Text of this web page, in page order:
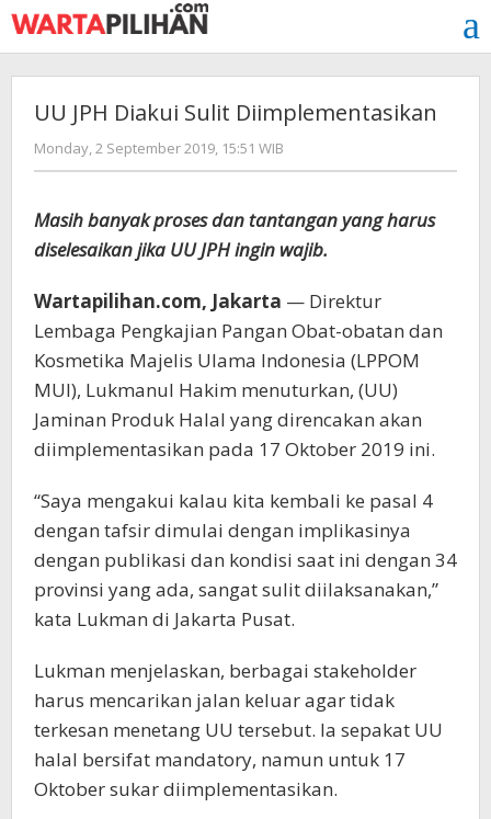
Skip
to
content
UU JPH Diakui Sulit Diimplementasikan
Monday, 2 September 2019, 15:51 WIB
Adi
Masih banyak proses dan tantangan yang harus
diselesaikan jika UU JPH ingin wajib.
Wartapilihan.com, Jakarta — Direktur
Lembaga Pengkajian Pangan Obat-obatan dan
Kosmetika Majelis Ulama Indonesia (LPPOM
MUI), Lukmanul Hakim menuturkan, (UU)
Jaminan Produk Halal yang direncakan akan
diimplementasikan pada 17 Oktober 2019 ini.
“Saya mengakui kalau kita kembali ke pasal 4
dengan tafsir dimulai dengan implikasinya
dengan publikasi dan kondisi saat ini dengan 34
provinsi yang ada, sangat sulit diilaksanakan,”
kata Lukman di Jakarta Pusat.
Lukman menjelaskan, berbagai stakeholder
harus mencarikan jalan keluar agar tidak
terkesan menetang UU tersebut. Ia sepakat UU
halal bersifat mandatory, namun untuk 17
Oktober sukar diimplementasikan.